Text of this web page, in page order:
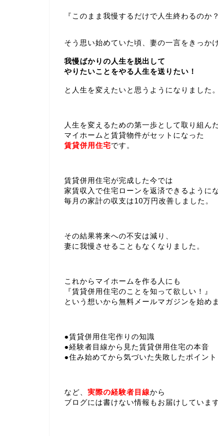
『このまま我慢するだけで人生終わるのか？
そう思い始めていた頃、妻の一言をきっか
我慢ばかりの人生を脱出して
やりたいことをやる人生を送りたい！
と人生を変えたいと思うようになりました。
人生を変えるための第一歩として取り組ん
マイホームと賃貸物件がセットになった
賃貸併用住宅です。
賃貸併用住宅が完成した今では
家賃収入で住宅ローンを返済できるようにな
毎月の家計の収支は10万円改善しました。
その結果将来への不安は減り、
妻に我慢させることもなくなりました。
これからマイホームを作る人にも
『賃貸併用住宅のことを知って欲しい！』
という想いから無料メールマガジンを始め
●賃貸併用住宅作りの知識
●経験者目線から見た賃貸併用住宅の本音
●住み始めてから気づいた失敗したポイント
など、 実際の経験者目線から
ブログには書けない情報もお届けしています